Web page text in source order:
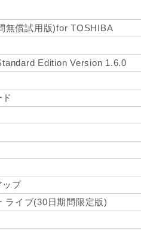
無償試用版)for TOSHIBA
Edition Version 1.6.0
ップ
ライブ(30日期間限定版)